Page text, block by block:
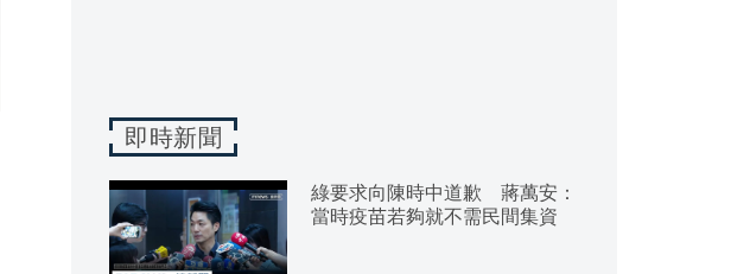
即時新聞
綠要求向陳時中道歉 蔣萬安：
當時疫苗若夠就不需民間集資